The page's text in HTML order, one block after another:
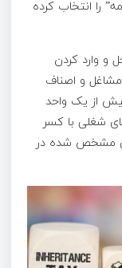
را انتخاب کرده
و وارد کردن
مشاغل و اصناف
از یک واحد
شغلی با کسر
مشخص شده در